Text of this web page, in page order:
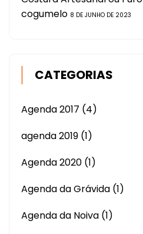
cogumelo 8 DE JUNHO DE 2023
CATEGORIAS
Agenda 2017 (4)
agenda 2019 (1)
Agenda 2020 (1)
Agenda da Grávida (1)
Agenda da Noiva (1)